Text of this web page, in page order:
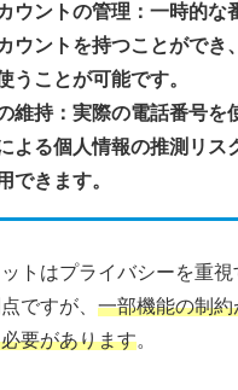
ウントの管理：一時的な
ウントを持つことができ
うことが可能です。
維持：実際の電話番号を
よる個人情報の推測リス
できます。
トはプライバシーを重
ですが、 一部機能の制
要があります。